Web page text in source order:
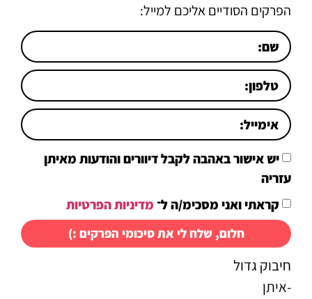
הפרקים הסודיים אליכם למייל:
יש אישור באהבה לקבל דיוורים והודעות מאיתן
עזריה
קראתי ואני מסכימ/ה ל־ מדיניות הפרטיות
חלום, שלח לי את סיכומי הפרקים :)
חיבוק גדול
-איתן